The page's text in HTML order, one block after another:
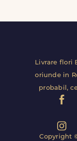
Livrare flori
oriunde in
probabil,
Copyright